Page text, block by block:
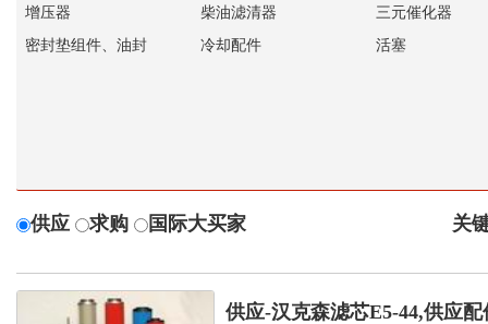
增压器
柴油滤清器
三元催化器
密封垫组件、油封
冷却配件 活塞
供应 求购 国际大买家 关
供应-汉克森滤芯E5-44,供应配